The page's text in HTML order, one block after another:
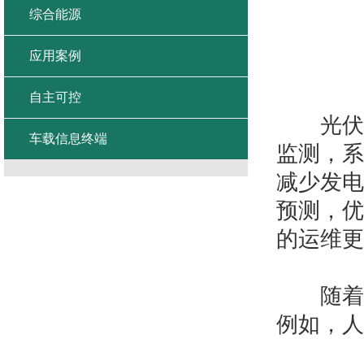
光伏智
监测，
减少发
预测，
的运维
随着技
例如，
综合能源
应用案例
自主可控
车载信息终端